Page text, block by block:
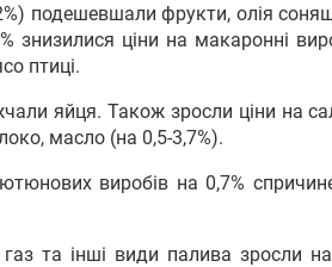
подешевшали фрукти, олія
знизилися ціни на макаронні
птиці.
яйця. Також зросли ціни на
масло (на 0,5-3,7%).
виробів на 0,7%
та інші види палива зросли